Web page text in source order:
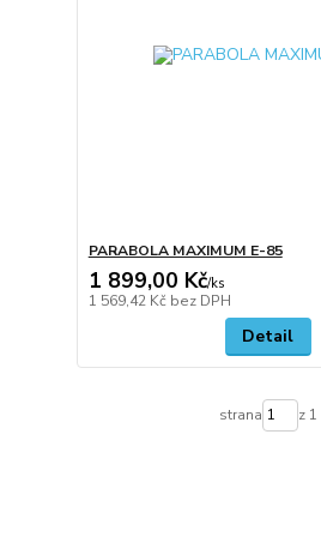
PARABOLA MAXIMUM E-85
1 899,00 Kč/ks
1 569,42 Kč bez DPH
Detail
strana z 1